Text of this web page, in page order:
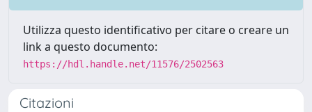
Utilizza questo identificativo per citare o creare un
link a questo documento:
https://hdl.handle.net/11576/2502563
Citazioni